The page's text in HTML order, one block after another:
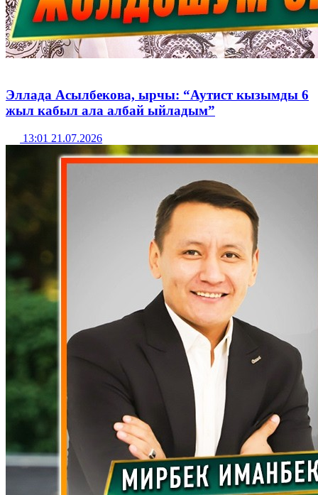
Эллада Асылбекова, ырчы: “Аутист кызымды 6
жыл кабыл ала албай ыйладым”
13:01 21.07.2026